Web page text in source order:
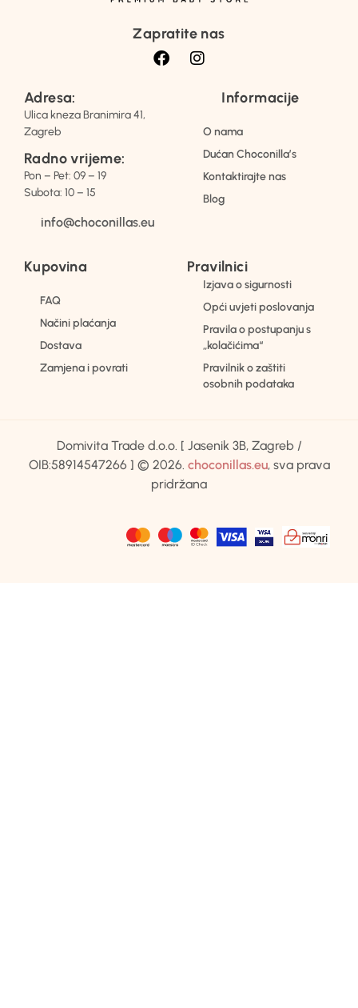
Zapratite nas
Adresa:
Ulica kneza Branimira 41,
Zagreb
Radno vrijeme:
Pon – Pet: 09 – 19
Subota: 10 – 15
info@choconillas.eu
Informacije
O nama
Dućan Choconilla’s
Kontaktirajte nas
Blog
Kupovina
FAQ
Načini plaćanja
Dostava
Zamjena i povrati
Pravilnici
Izjava o sigurnosti
Opći uvjeti poslovanja
Pravila o postupanju s
„kolačićima“
Pravilnik o zaštiti
osobnih podataka
Domivita Trade d.o.o. [ Jasenik 3B, Zagreb /
OIB:58914547266 ] © 2026. choconillas.eu, sva prava
pridržana